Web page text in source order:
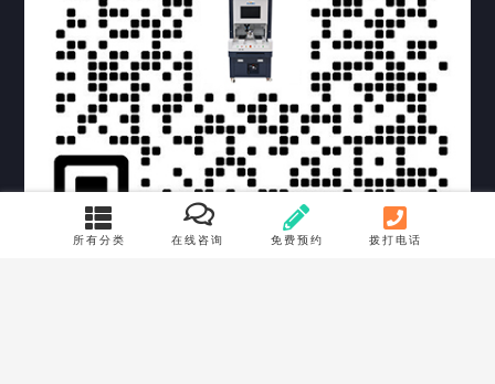
提交您的需求，获取产品资料与报价
亦可拨打我们的24小时服务咨询热线
所有分类 在线咨询 免费预约 拨打电话